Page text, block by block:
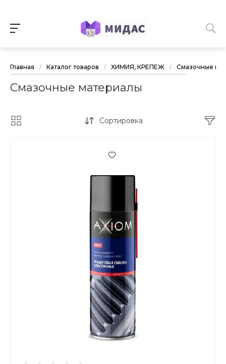
Главная / Каталог товаров / ХИМИЯ, КРЕПЕЖ / Смазочные
Смазочные материалы
Сортировка